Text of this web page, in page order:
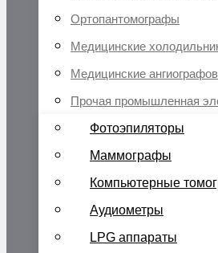
Ортопантомографы
Медицинские
Медицинские
Прочая промышленная
Фотоэпиляторы
Маммографы
Компьютерные
Аудиометры
LPG аппараты